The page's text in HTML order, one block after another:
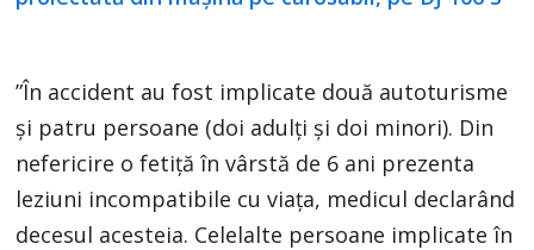
”În accident au fost implicate două autoturisme
și patru persoane (doi adulți și doi minori). Din
nefericire o fetiță în vârstă de 6 ani prezenta
leziuni incompatibile cu viața, medicul declarând
decesul acesteia. Celelalte persoane implicate în